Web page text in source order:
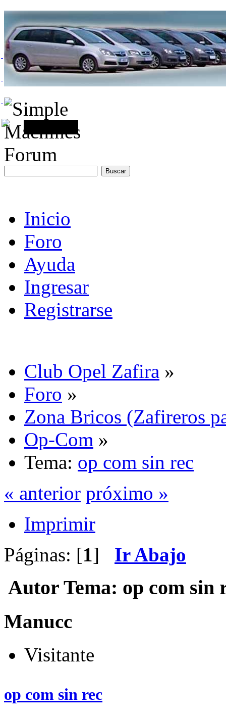
Inicio
Foro
Ayuda
Ingresar
Registrarse
Club Opel Zafira »
Foro »
Zona Bricos (Zafireros
Op-Com »
Tema: op com sin rec
« anterior próximo »
Imprimir
Páginas: [1] Ir Abajo
Autor Tema: op com sin
Manucc
Visitante
op com sin rec